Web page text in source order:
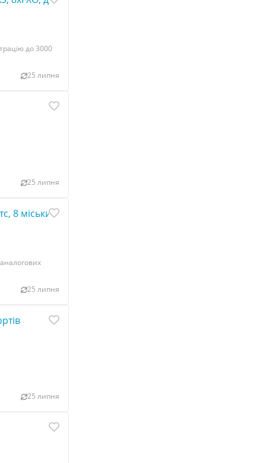
до 3000
25 липня
25 липня
8 міських/20 внутрішніх/4 системних порти, 2 канали
25 липня
25 липня